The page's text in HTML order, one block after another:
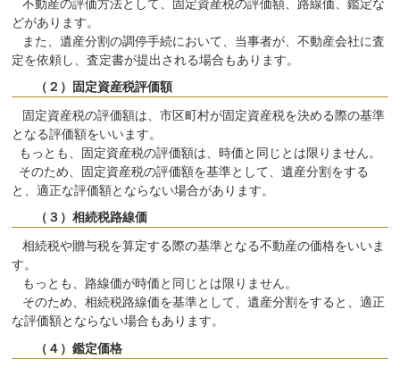
不動産の評価方法として、固定資産税の評価額、路線価、鑑定な
どがあります。
また、遺産分割の調停手続において、当事者が、不動産会社に査
定を依頼し、査定書が提出される場合もあります。
（２）固定資産税評価額
固定資産税の評価額は、市区町村が固定資産税を決める際の基準
となる評価額をいいます。
もっとも、固定資産税の評価額は、時価と同じとは限りません。
そのため、固定資産税の評価額を基準として、遺産分割をする
と、適正な評価額とならない場合があります。
（３）相続税路線価
相続税や贈与税を算定する際の基準となる不動産の価格をいいま
す。
もっとも、路線価が時価と同じとは限りません。
そのため、相続税路線価を基準として、遺産分割をすると、適正
な評価額とならない場合もあります。
（４）鑑定価格